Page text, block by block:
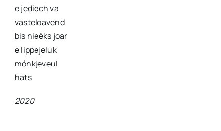
e jediech va
vasteloavend
bis nieëks joar
e lippejeluk
mónkjeveul
hats
2020